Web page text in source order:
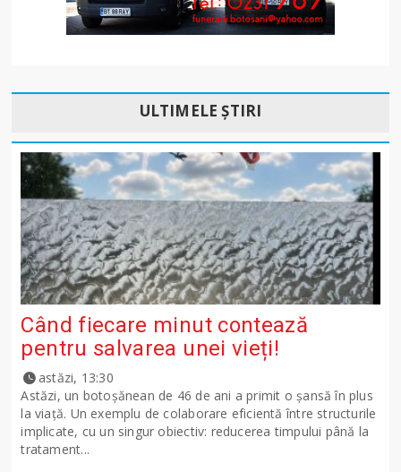
ULTIMELE ȘTIRI
Când fiecare minut contează
pentru salvarea unei vieți!
astăzi, 13:30
Astăzi, un botoșănean de 46 de ani a primit o șansă în plus
la viață. Un exemplu de colaborare eficientă între structurile
implicate, cu un singur obiectiv: reducerea timpului până la
tratament...